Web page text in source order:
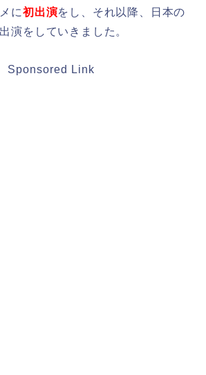
に初出演をし、それ以降、日本の
演をしていきました。
Sponsored Link